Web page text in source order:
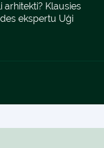
arhitekti? Klausies
ekspertu Uģi